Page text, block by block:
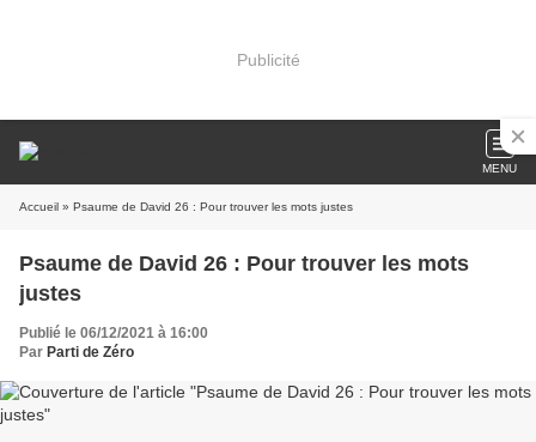
Publicité
MENU
Accueil » Psaume de David 26 : Pour trouver les mots justes
Psaume de David 26 : Pour trouver les mots
justes
Publié le 06/12/2021 à 16:00
Par Parti de Zéro